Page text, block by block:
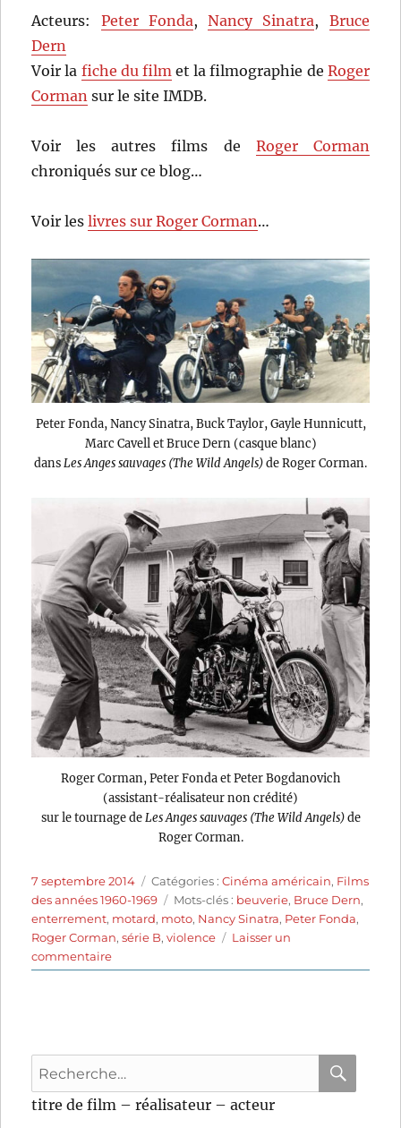
Acteurs: Peter Fonda,Nancy Sinatra, Bruce
Dern
Voir la fiche du film et la filmographie de Roger
Corman sur le site IMDB.
Voir les autres films de Roger Corman
chroniqués sur ce blog…
Voir leslivres sur Roger Corman…
Peter Fonda, Nancy Sinatra, Buck Taylor, Gayle Hunnicutt,
Marc Cavell et Bruce Dern (casque blanc)
dans Les Anges sauvages (The Wild Angels)de Roger Corman.
Roger Corman, Peter Fonda et Peter Bogdanovich
(assistant-réalisateur non crédité)
sur le tournage de Les Anges sauvages (The Wild Angels)de
Roger Corman.
Publié
le
7 septembre 2014 Catégories
Catégories :Cinéma américain, Films
des années 1960-1969
Étiquettes
Mots-clés : beuverie, Bruce Dern,
enterrement, motard, moto, Nancy Sinatra, Peter Fonda,
Roger Corman,série B,violence
Laisser un
commentairesur
Les
Roger
Recherche
pour
:
titre de film – réalisateur – acteur